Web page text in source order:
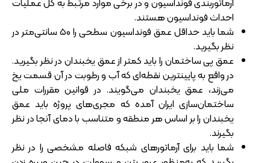
احداث فونداسیون هستند.
شما باید حداقل عمق فونداسیون سطحی را 50 سانتی‌متر در
نظر بگیرید.
عمق پی ساختمان را باید کمتر از عمق یخبندان در نظر بگیرید.
در واقع به پایینترین نقطه‌ای که آب و رطوبت در آن قسمت یخ
می‌زند، عمق یخبندان می‌گویند. در قوانین مقررات ملی
ساختمان‌سازی ایران آمده که مجری‌های پروژه باید عمق
یخبندان را بر اساس هر منطقه و متناسب با دمای آنجا در نظر
بگیرند.
شما باید برای آرماتور‌های شبکه فاصله مشخصی را در نظر